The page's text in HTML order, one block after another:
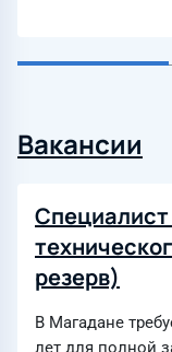
Вакансии
резерв)
В Магадане
лет для полной